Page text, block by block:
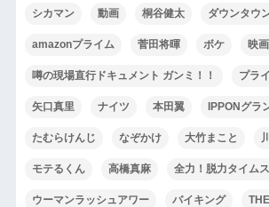
シカマン 動画 桐谷健太 ダウンタウ
amazonプライム 菅田将暉 ボケ 映画
噂の現場直行ドキュメント ガンミ！！ プラ
矢口真里 ナイツ 本田翼 IPPONグラ
たむらけんじ なぞかけ 大竹まこと
モテるくん 高橋真麻 全力！脱力タイムス
ウーマンラッシュアワー バイキング